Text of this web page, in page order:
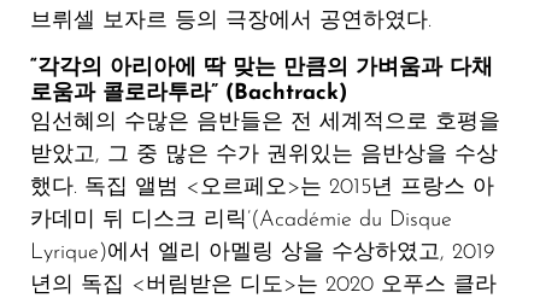
브뤼셀 보자르 등의 극장에서 공연하였다.
“각각의 아리아에 딱 맞는 만큼의 가벼움과 다채
로움과 콜로라투라” (Bachtrack)
임선혜의 수많은 음반들은 전 세계적으로 호평을
받았고, 그 중 많은 수가 권위있는 음반상을 수상
했다. 독집 앨범 <오르페오>는 2015년 프랑스 아
카데미 뒤 디스크 리릭’(Académie du Disque
Lyrique)에서 엘리 아멜링 상을 수상하였고, 2019
년의 독집 <버림받은 디도>는 2020 오푸스 클라